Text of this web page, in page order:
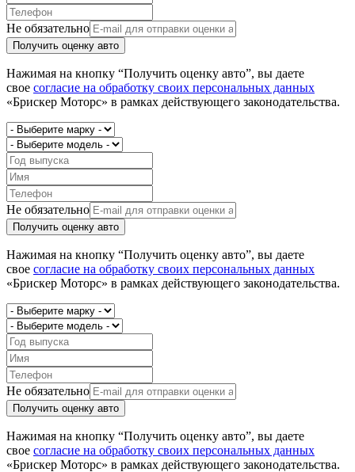
Не обязательно
Получить оценку авто
Нажимая на кнопку “Получить оценку авто”, вы даете
свое согласие на обработку своих персональных данных
«Брискер Моторс» в рамках действующего законодательства.
Не обязательно
Получить оценку авто
Нажимая на кнопку “Получить оценку авто”, вы даете
свое согласие на обработку своих персональных данных
«Брискер Моторс» в рамках действующего законодательства.
Не обязательно
Получить оценку авто
Нажимая на кнопку “Получить оценку авто”, вы даете
свое согласие на обработку своих персональных данных
«Брискер Моторс» в рамках действующего законодательства.